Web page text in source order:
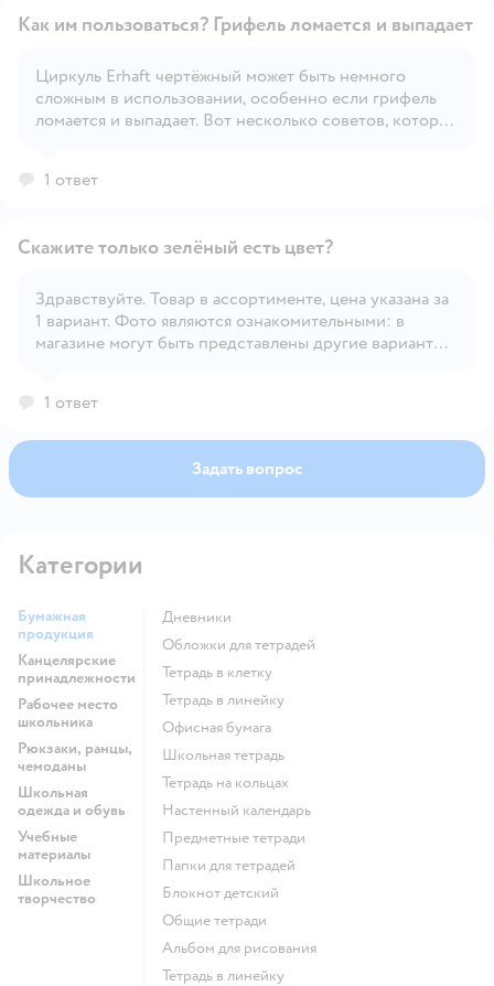
Открыть вопрос
Как им пользоваться? Грифель ломается и выпадает
Циркуль Erhaft чертёжный может быть немного
сложным в использовании, особенно если грифель
ломается и выпадает. Вот несколько советов, которые
грифеля: Убедитесь, что грифель правильно
использовании. Если грифель слишком длинный, его
Регулировка ножек: Убедитесь, что ножки циркуля
правильно отрегулированы. Они должны быть на
одном уровне, чтобы обеспечить равномерное
быть связана с качеством грифеля. Попробуйте
черчения: При черчении окружностей или дуг
старайтесь не давить слишком сильно на циркуль.
1 ответ
Открыть вопрос
Скажите только зелёный есть цвет?
Здравствуйте. Товар в ассортименте, цена указана за
1 вариант. Фото являются ознакомительными: в
магазине могут быть представлены другие варианты,
конкретный вариант определяется, исходя из
1 ответ
Задать вопрос
Категории
Бумажная
продукция
Канцелярские
принадлежности
Рабочее место
школьника
Рюкзаки, ранцы,
чемоданы
Школьная
одежда и обувь
Учебные
материалы
Школьное
творчество
Дневники
Обложки для тетрадей
Тетрадь в клетку
Тетрадь в линейку
Офисная бумага
Школьная тетрадь
Тетрадь на кольцах
Настенный календарь
Предметные тетради
Папки для тетрадей
Блокнот детский
Общие тетради
Альбом для рисования
Тетрадь в линейку